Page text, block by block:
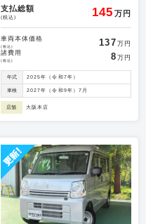
支払総額
(税込) 145 万円
車両本体価格
(税込) 137 万円
諸費用
(税込) 8 万円
年式 2025年（令和7年）
車検 2027年（令和9年）7月
店舗 大阪本店